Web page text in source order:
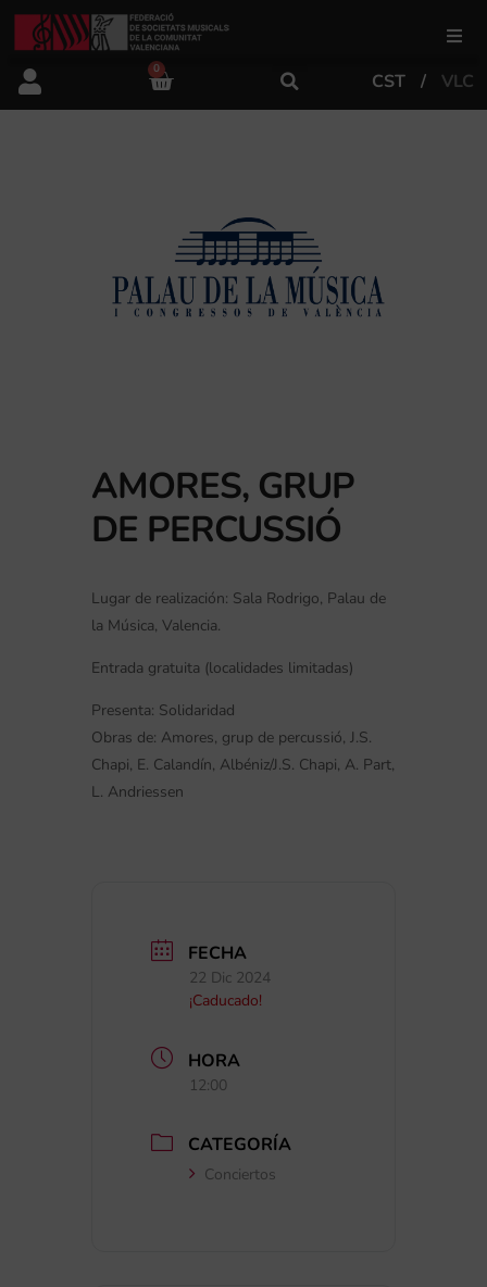
FSMCV
Área artística
0
CST VLC
AMORES, GRUP
DE PERCUSSIÓ
Lugar de realización: Sala Rodrigo, Palau de
la Música, Valencia.
Entrada gratuita (localidades limitadas)
Presenta: Solidaridad
Obras de: Amores, grup de percussió, J.S.
Chapi, E. Calandín, Albéniz/J.S. Chapi, A. Part,
L. Andriessen
FECHA
22 Dic 2024
¡Caducado!
HORA
12:00
CATEGORÍA
Conciertos